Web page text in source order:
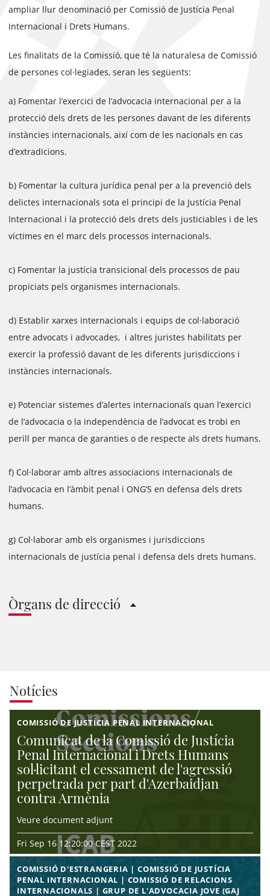
ampliar llur denominació per Comissió de Justícia Penal
Internacional i Drets Humans.
Les finalitats de la Comissió, que té la naturalesa de Comissió
de persones col·legiades, seran les següents:
a) Fomentar l’exercici de l’advocacia internacional per a la
protecció dels drets de les persones davant de les diferents
instàncies internacionals, així com de les nacionals en cas
d’extradicions.
b) Fomentar la cultura jurídica penal per a la prevenció dels
delictes internacionals sota el principi de la Justícia Penal
Internacional i la protecció dels drets dels justiciables i de les
víctimes en el marc dels processos internacionals.
c) Fomentar la justícia transicional dels processos de pau
propiciats pels organismes internacionals.
d) Establir xarxes internacionals i equips de col·laboració
entre advocats i advocades, i altres juristes habilitats per
exercir la professió davant de les diferents jurisdiccions i
instàncies internacionals.
e) Potenciar sistemes d’alertes internacionals quan l’exercici
de l’advocacia o la independència de l’advocat es trobi en
perill per manca de garanties o de respecte als drets humans.
f) Col·laborar amb altres associacions internacionals de
l’advocacia en l’àmbit penal i ONG’S en defensa dels drets
humans.
g) Col·laborar amb els organismes i jurisdiccions
internacionals de justícia penal i defensa dels drets humans.
Òrgans de direcció
Notícies
COMISSIÓ DE JUSTÍCIA PENAL INTERNACIONAL
Comunicat de la Comissió de Justícia
Penal Internacional i Drets Humans
sol·licitant el cessament de l'agressió
perpetrada per part d'Azerbaidjan
contra Armènia
Veure document adjunt
Fri Sep 16 12:20:00 CEST 2022
COMISSIÓ D'ESTRANGERIA | COMISSIÓ DE JUSTÍCIA
PENAL INTERNACIONAL | COMISSIÓ DE RELACIONS
INTERNACIONALS | GRUP DE L'ADVOCACIA JOVE (GAJ